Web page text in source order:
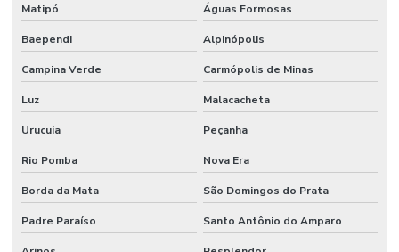
Revestimento Antimicrobiano Para Indústrias
Revestimento Antimicrobiano Para Pisos
Revestimento Argamassado Uretano Para Frigoríficos Paraná
Revestimento Autonivelante
Revestimento Autonivelante Cimenticio São Paulo
Revestimento Autonivelante Em Minas Gerais
Matipó Águas Formosas
Baependi Alpinópolis
Campina Verde Carmópolis de Minas
Luz Malacacheta
Urucuia Peçanha
Rio Pomba Nova Era
Borda da Mata São Domingos do Prata
Padre Paraíso Santo Antônio do Amparo